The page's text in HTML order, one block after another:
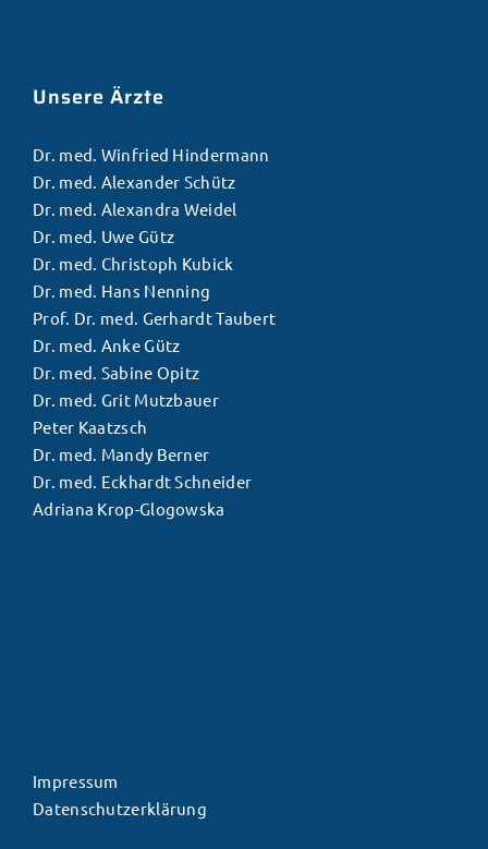
Unsere Ärzte
Dr. med. Winfried Hindermann
Dr. med. Alexander Schütz
Dr. med. Alexandra Weidel
Dr. med. Uwe Gütz
Dr. med. Christoph Kubick
Dr. med. Hans Nenning
Prof. Dr. med. Gerhardt Taubert
Dr. med. Anke Gütz
Dr. med. Sabine Opitz
Dr. med. Grit Mutzbauer
Peter Kaatzsch
Dr. med. Mandy Berner
Dr. med. Eckhardt Schneider
Adriana Krop-Glogowska
Impressum
Datenschutzerklärung